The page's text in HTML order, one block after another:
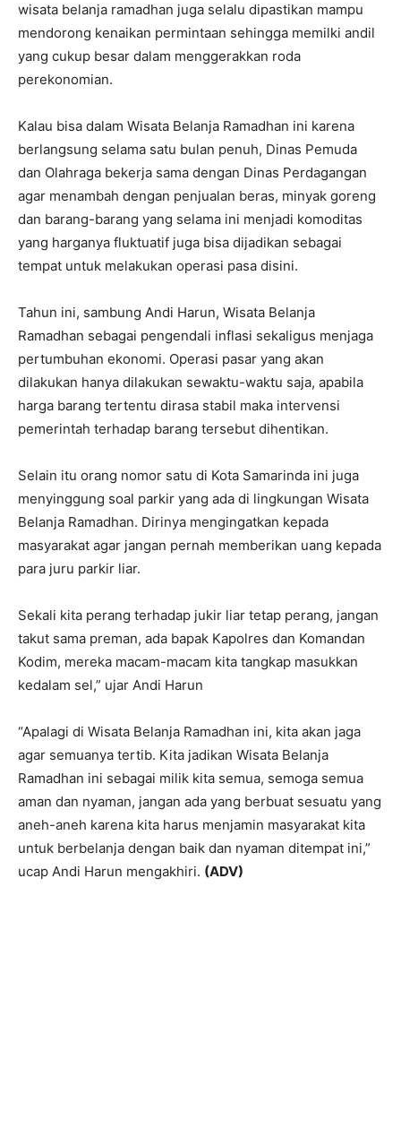
wisata belanja ramadhan juga selalu dipastikan mampu
mendorong kenaikan permintaan sehingga memilki andil
yang cukup besar dalam menggerakkan roda
perekonomian.
Kalau bisa dalam Wisata Belanja Ramadhan ini karena
berlangsung selama satu bulan penuh, Dinas Pemuda
dan Olahraga bekerja sama dengan Dinas Perdagangan
agar menambah dengan penjualan beras, minyak goreng
dan barang-barang yang selama ini menjadi komoditas
yang harganya fluktuatif juga bisa dijadikan sebagai
tempat untuk melakukan operasi pasa disini.
Tahun ini, sambung Andi Harun, Wisata Belanja
Ramadhan sebagai pengendali inflasi sekaligus menjaga
pertumbuhan ekonomi. Operasi pasar yang akan
dilakukan hanya dilakukan sewaktu-waktu saja, apabila
harga barang tertentu dirasa stabil maka intervensi
pemerintah terhadap barang tersebut dihentikan.
Selain itu orang nomor satu di Kota Samarinda ini juga
menyinggung soal parkir yang ada di lingkungan Wisata
Belanja Ramadhan. Dirinya mengingatkan kepada
masyarakat agar jangan pernah memberikan uang kepada
para juru parkir liar.
Sekali kita perang terhadap jukir liar tetap perang, jangan
takut sama preman, ada bapak Kapolres dan Komandan
Kodim, mereka macam-macam kita tangkap masukkan
kedalam sel,” ujar Andi Harun
“Apalagi di Wisata Belanja Ramadhan ini, kita akan jaga
agar semuanya tertib. Kita jadikan Wisata Belanja
Ramadhan ini sebagai milik kita semua, semoga semua
aman dan nyaman, jangan ada yang berbuat sesuatu yang
aneh-aneh karena kita harus menjamin masyarakat kita
untuk berbelanja dengan baik dan nyaman ditempat ini,”
ucap Andi Harun mengakhiri. (ADV)